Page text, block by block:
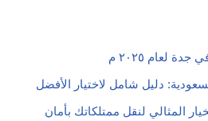
دليل شامل لاختيار الأفضل
المثالي لنقل ممتلكاتك بأمان